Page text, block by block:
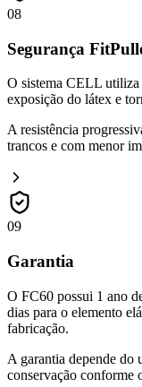
08
Segurança
O sistema CELL utiliza
exposição do látex e
A resistência
trancos e com menor
09
Garantia
O FC60 possui 1 ano
dias para o elemento
fabricação.
A garantia depende do
conservação conforme